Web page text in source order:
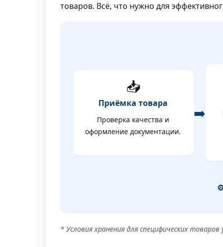
товаров. Всё, что нужно для
📥
Приёмка товара
Проверка качества и
оформление документации.
➡️
* Условия хранения для специфических